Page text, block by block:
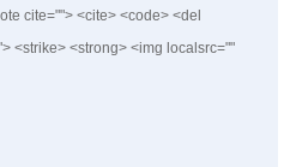
cite=""> <cite> <code> <del
<strike> <strong> <img localsrc=""